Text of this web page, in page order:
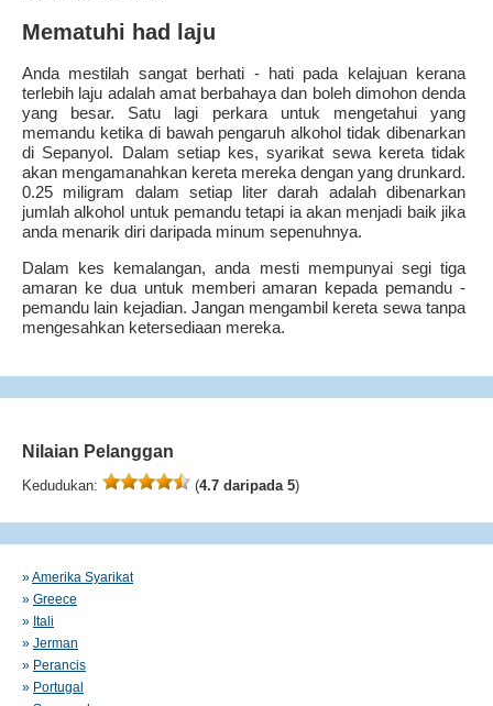
Mematuhi had laju
Anda mestilah sangat berhati - hati pada kelajuan kerana
terlebih laju adalah amat berbahaya dan boleh dimohon denda
yang besar. Satu lagi perkara untuk mengetahui yang
memandu ketika di bawah pengaruh alkohol tidak dibenarkan
di Sepanyol. Dalam setiap kes, syarikat sewa kereta tidak
akan mengamanahkan kereta mereka dengan yang drunkard.
0.25 miligram dalam setiap liter darah adalah dibenarkan
jumlah alkohol untuk pemandu tetapi ia akan menjadi baik jika
anda menarik diri daripada minum sepenuhnya.
Dalam kes kemalangan, anda mesti mempunyai segi tiga
amaran ke dua untuk memberi amaran kepada pemandu -
pemandu lain kejadian. Jangan mengambil kereta sewa tanpa
mengesahkan ketersediaan mereka.
Nilaian Pelanggan
Kedudukan: (4.7 daripada 5)
»Amerika Syarikat
» Greece
» Itali
» Jerman
» Perancis
» Portugal